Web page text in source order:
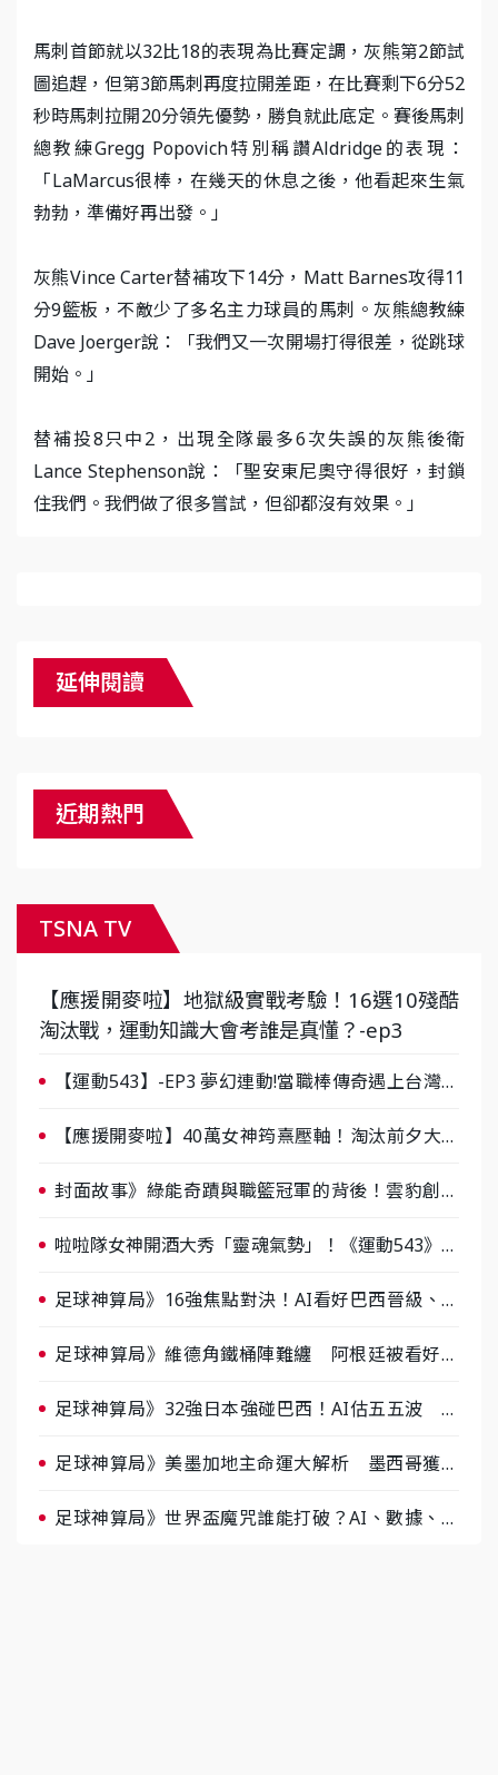
馬刺首節就以32比18的表現為比賽定調，灰熊第2節試
圖追趕，但第3節馬刺再度拉開差距，在比賽剩下6分52
秒時馬刺拉開20分領先優勢，勝負就此底定。賽後馬刺
總教練Gregg Popovich特別稱讚Aldridge的表現：
「LaMarcus很棒，在幾天的休息之後，他看起來生氣
勃勃，準備好再出發。」
灰熊Vince Carter替補攻下14分，Matt Barnes攻得11
分9籃板，不敵少了多名主力球員的馬刺。灰熊總教練
Dave Joerger說：「我們又一次開場打得很差，從跳球
開始。」
替補投8只中2，出現全隊最多6次失誤的灰熊後衛
Lance Stephenson說：「聖安東尼奧守得很好，封鎖
住我們。我們做了很多嘗試，但卻都沒有效果。」
延伸閱讀
近期熱門
TSNA TV
【應援開麥啦】地獄級實戰考驗！16選10殘酷
淘汰戰，運動知識大會考誰是真懂？-ep3
【運動543】-EP3 夢幻連動!當職棒傳奇遇上台灣女
【應援開麥啦】40萬女神筠熹壓軸！淘汰前夕大混
封面故事》綠能奇蹟與職籃冠軍的背後！雲豹創辦
啦啦隊女神開酒大秀「靈魂氣勢」！《運動543》微
足球神算局》16強焦點對決！AI看好巴西晉級、數
足球神算局》維德角鐵桶陣難纏 阿根廷被看好下
足球神算局》32強日本強碰巴西！AI估五五波 牛
足球神算局》美墨加地主命運大解析 墨西哥獲數
足球神算局》世界盃魔咒誰能打破？AI、數據、塔